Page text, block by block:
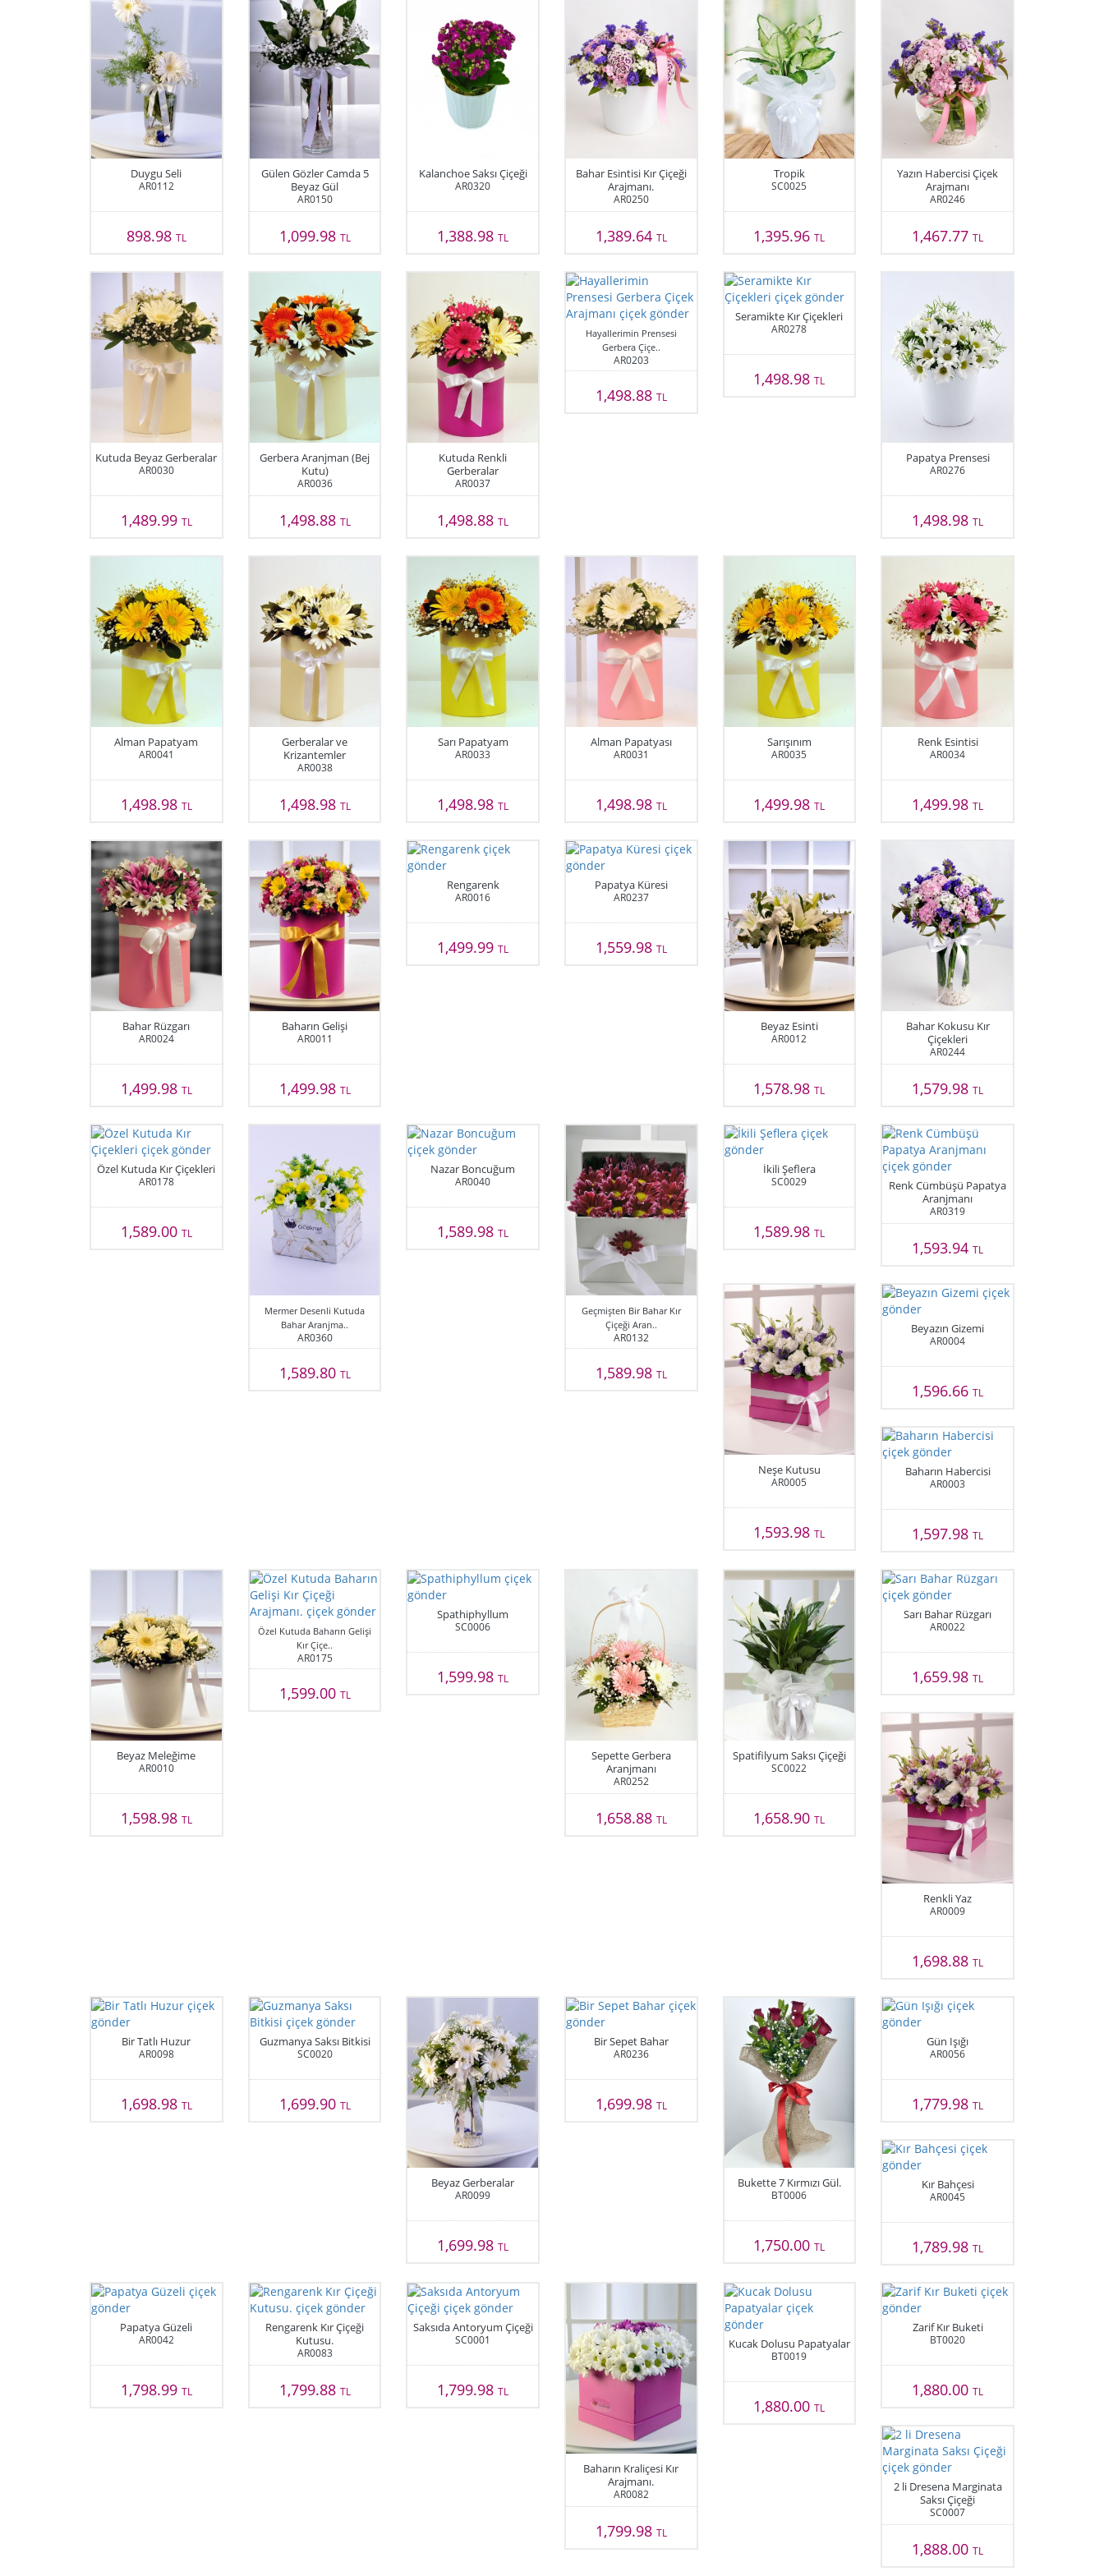
Duygu Seli
AR0112
898.98 TL
Gülen Gözler Camda 5
Beyaz Gül
AR0150
1,099.98 TL
Kalanchoe Saksı Çiçeği
AR0320
1,388.98TL
Bahar Esintisi Kır Çiçeği
Arajmanı.
AR0250
1,389.64 TL
Tropik
SC0025
1,395.96TL
Yazın Habercisi Çiçek
Arajmanı
AR0246
1,467.77TL
Kutuda Beyaz Gerberalar
AR0030
1,489.99 TL
Gerbera Aranjman (Bej
Kutu)
AR0036
1,498.88 TL
Kutuda Renkli
Gerberalar
AR0037
1,498.88TL
Hayallerimin Prensesi
Gerbera Çiçe..
AR0203
1,498.88 TL
Seramikte Kır Çiçekleri
AR0278
1,498.98TL
Papatya Prensesi
AR0276
1,498.98TL
Alman Papatyam
AR0041
1,498.98 TL
Gerberalar ve
Krizantemler
AR0038
1,498.98 TL
Sarı Papatyam
AR0033
1,498.98TL
Alman Papatyası
AR0031
1,498.98 TL
Sarışınım
AR0035
1,499.98TL
Renk Esintisi
AR0034
1,499.98TL
Bahar Rüzgarı
AR0024
1,499.98 TL
Baharın Gelişi
AR0011
1,499.98 TL
Rengarenk
AR0016
1,499.99TL
Papatya Küresi
AR0237
1,559.98 TL
Beyaz Esinti
AR0012
1,578.98TL
Bahar Kokusu Kır
Çiçekleri
AR0244
1,579.98TL
Özel Kutuda Kır Çiçekleri
AR0178
1,589.00 TL
Mermer Desenli Kutuda
Bahar Aranjma..
AR0360
1,589.80 TL
Nazar Boncuğum
AR0040
1,589.98TL
Geçmişten Bir Bahar Kır
Çiçeği Aran..
AR0132
1,589.98 TL
İkili Şeflera
SC0029
1,589.98TL
Renk Cümbüşü Papatya
Aranjmanı
AR0319
1,593.94TL
Neşe Kutusu
AR0005
1,593.98TL
Beyazın Gizemi
AR0004
1,596.66TL
Baharın Habercisi
AR0003
1,597.98TL
Beyaz Meleğime
AR0010
1,598.98 TL
Özel Kutuda Baharın Gelişi
Kır Çiçe..
AR0175
1,599.00 TL
Spathiphyllum
SC0006
1,599.98TL
Sepette Gerbera
Aranjmanı
AR0252
1,658.88 TL
Spatifilyum Saksı Çiçeği
SC0022
1,658.90TL
Sarı Bahar Rüzgarı
AR0022
1,659.98TL
Renkli Yaz
AR0009
1,698.88TL
Bir Tatlı Huzur
AR0098
1,698.98 TL
Guzmanya Saksı Bitkisi
SC0020
1,699.90 TL
Beyaz Gerberalar
AR0099
1,699.98TL
Bir Sepet Bahar
AR0236
1,699.98 TL
Bukette 7 Kırmızı Gül.
BT0006
1,750.00TL
Gün Işığı
AR0056
1,779.98TL
Kır Bahçesi
AR0045
1,789.98TL
Papatya Güzeli
AR0042
1,798.99 TL
Rengarenk Kır Çiçeği
Kutusu.
AR0083
1,799.88 TL
Saksıda Antoryum Çiçeği
SC0001
1,799.98TL
Baharın Kraliçesi Kır
Arajmanı.
AR0082
1,799.98 TL
Kucak Dolusu Papatyalar
BT0019
1,880.00TL
Zarif Kır Buketi
BT0020
1,880.00TL
2 li Dresena Marginata
Saksı Çiçeği
SC0007
1,888.00TL